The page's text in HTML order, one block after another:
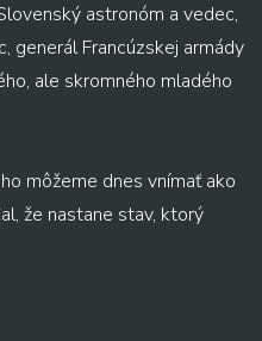
astronóm a vedec,
generál Francúzskej armády
ale skromného mladého
môžeme dnes vnímať ako
že nastane stav, ktorý